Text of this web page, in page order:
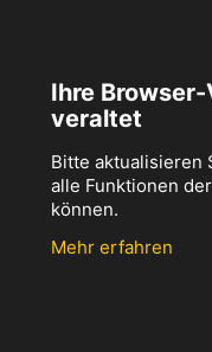
Ihre
veraltet
Bitte aktualisieren
alle Funktionen
können.
Mehr erfahren